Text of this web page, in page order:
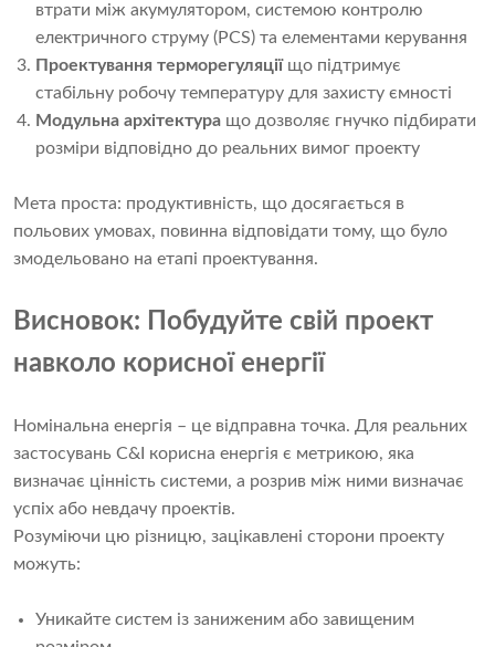
втрати між акумулятором, системою контролю
електричного струму (PCS) та елементами керування
Проектування терморегуляціїщо підтримує
стабільну робочу температуру для захисту ємності
Модульна архітектура що дозволяє гнучко підбирати
розміри відповідно до реальних вимог проекту
Мета проста: продуктивність, що досягається в
польових умовах, повинна відповідати тому, що було
змодельовано на етапі проектування.
Висновок: Побудуйте свій проект
навколо корисної енергії
Номінальна енергія – це відправна точка. Для реальних
застосувань C&I корисна енергія є метрикою, яка
визначає цінність системи, а розрив між ними визначає
успіх або невдачу проектів.
Розуміючи цю різницю, зацікавлені сторони проекту
можуть:
Уникайте систем із заниженим або завищеним